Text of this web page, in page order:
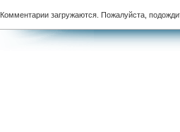
Комментарии загружаются. Пожалуйста,